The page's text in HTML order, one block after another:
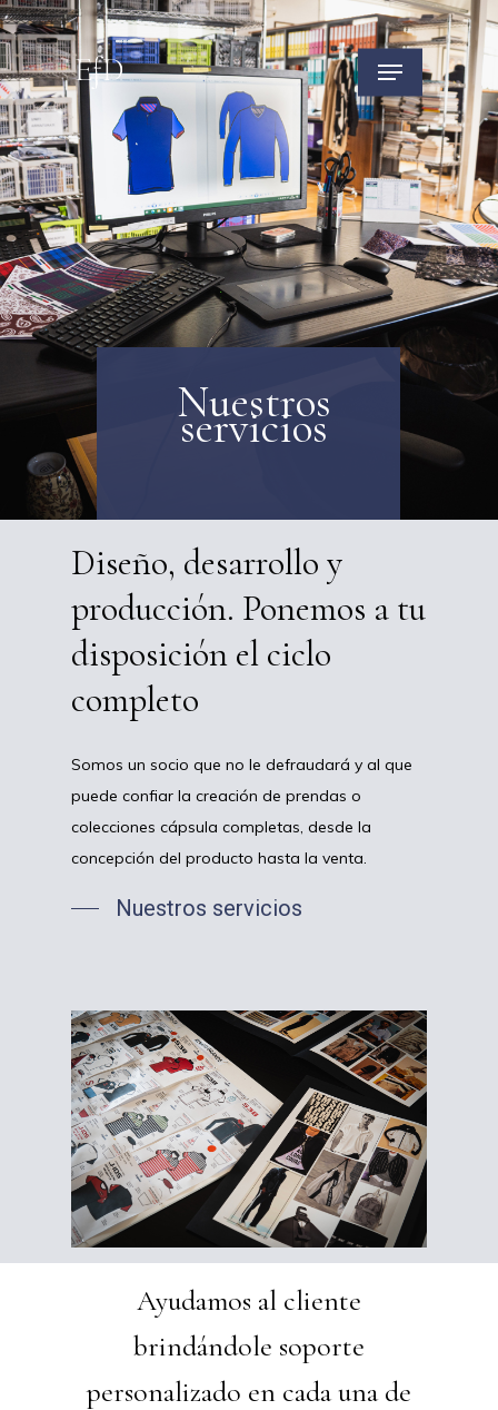
Diseño, desarrollo y
producción. Ponemos a tu
disposición el ciclo
completo
Somos un socio que no le defraudará y al que
puede confiar la creación de prendas o
colecciones cápsula completas, desde la
concepción del producto hasta la venta.
Nuestros servicios
Ayudamos al cliente
brindándole soporte
personalizado en cada una de